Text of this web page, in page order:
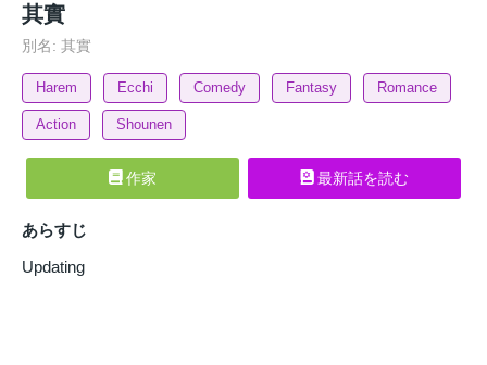
其實
別名: 其實
Harem Ecchi Comedy Fantasy Romance
Action Shounen
作家 最新話を読む
あらすじ
Updating